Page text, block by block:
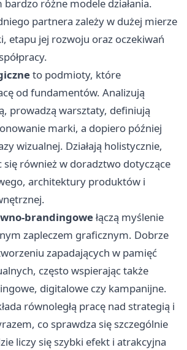
bardzo różne modele działania.
partnera zależy w dużej mierze
etapu jej rozwoju oraz oczekiwań
to podmioty, które
od fundamentów. Analizują
prowadzą warsztaty, definiują
marki, a dopiero później
wizualnej. Działają holistycznie,
się również w doradztwo dotyczące
architektury produktów i
brandingowełączą myślenie
zapleczem graficznym. Dobrze
zapadających w pamięć
często wspierając także
digitalowe czy kampanijne.
równoległą pracę nad strategią i
co sprawdza się szczególnie
liczy się szybki efekt i atrakcyjna